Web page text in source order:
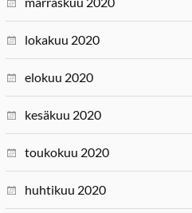
lokakuu 2020
elokuu 2020
kesäkuu 2020
toukokuu 2020
huhtikuu 2020